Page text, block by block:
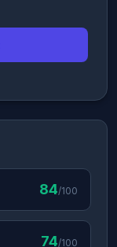
84/100
74/100